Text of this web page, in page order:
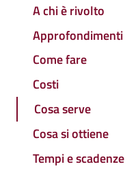
A chi è rivolto
Approfondimenti
Come fare
Costi
Cosa serve
Cosa si ottiene
Tempi e scadenze